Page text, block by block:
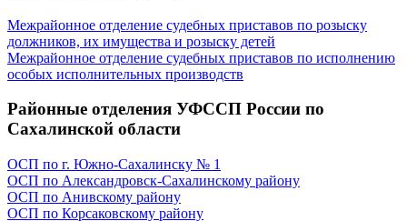
Межрайонное отделение судебных приставов по розыску
должников, их имущества и розыску детей
Межрайонное отделение судебных приставов по исполнению
особых исполнительных производств
Районные отделения УФССП России по
Сахалинской области
ОСП по г. Южно-Сахалинску № 1
ОСП по Александровск-Сахалинскому району
ОСП по Анивскому району
ОСП по Корсаковскому району